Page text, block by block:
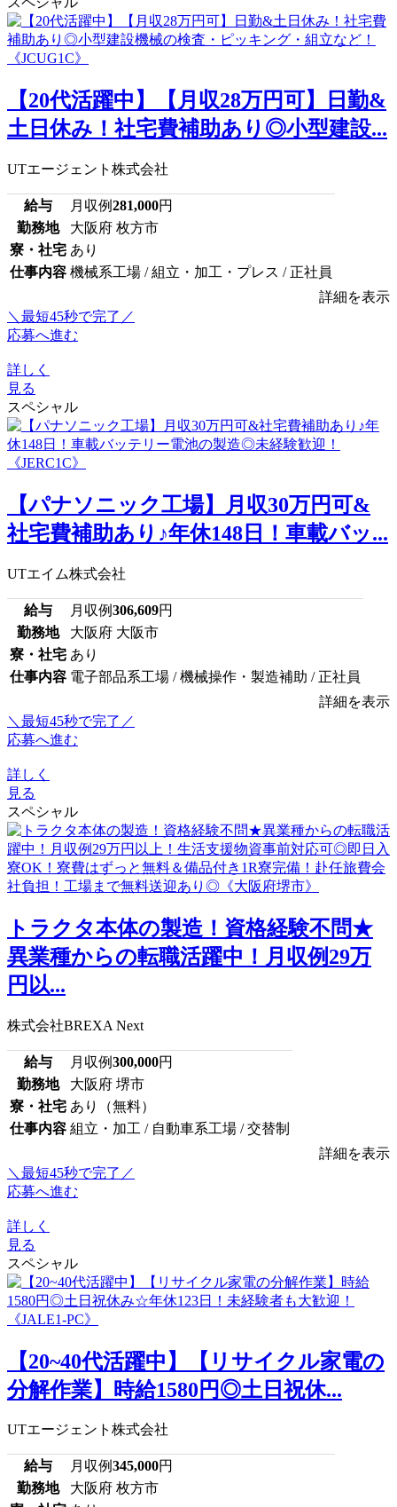
【20代活躍中】【月収28万円可】日勤&
土日休み！社宅費補助あり◎小型建設...
UTエージェント株式会社
給与 月収例281,000円
勤務地
大阪府 枚方市
寮・社宅 あり
仕事内容 機械系工場 / 組立・加工・プレス / 正社員
詳細を表示
＼最短45秒で完了／
応募へ進む
詳しく
見る
スペシャル
【パナソニック工場】月収30万円可&
社宅費補助あり♪年休148日！車載バッ...
UTエイム株式会社
給与 月収例306,609円
勤務地
大阪府 大阪市
寮・社宅 あり
仕事内容 電子部品系工場 / 機械操作・製造補助 / 正社員
詳細を表示
＼最短45秒で完了／
応募へ進む
詳しく
見る
スペシャル
トラクタ本体の製造！資格経験不問★
異業種からの転職活躍中！月収例29万
円以...
株式会社BREXA Next
給与 月収例300,000円
勤務地
大阪府 堺市
寮・社宅 あり（無料）
仕事内容 組立・加工 / 自動車系工場 / 交替制
詳細を表示
＼最短45秒で完了／
応募へ進む
詳しく
見る
スペシャル
【20~40代活躍中】【リサイクル家電の
分解作業】時給1580円◎土日祝休...
UTエージェント株式会社
給与 月収例345,000円
勤務地
大阪府 枚方市